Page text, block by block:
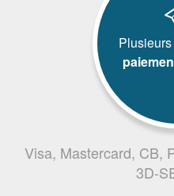
Visa, Mastercard, CB,
3D-